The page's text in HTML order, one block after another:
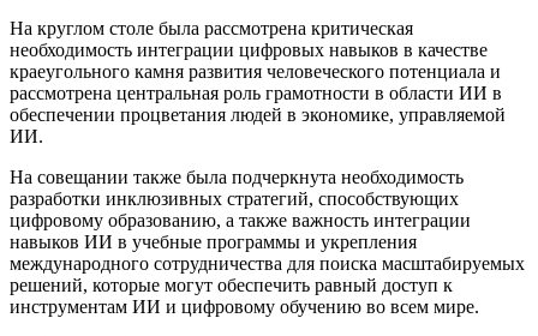
На круглом столе была рассмотрена критическая
необходимость интеграции цифровых навыков в качестве
краеугольного камня развития человеческого потенциала и
рассмотрена центральная роль грамотности в области ИИ в
обеспечении процветания людей в экономике, управляемой
ИИ.
На совещании также была подчеркнута необходимость
разработки инклюзивных стратегий, способствующих
цифровому образованию, а также важность интеграции
навыков ИИ в учебные программы и укрепления
международного сотрудничества для поиска масштабируемых
решений, которые могут обеспечить равный доступ к
инструментам ИИ и цифровому обучению во всем мире.